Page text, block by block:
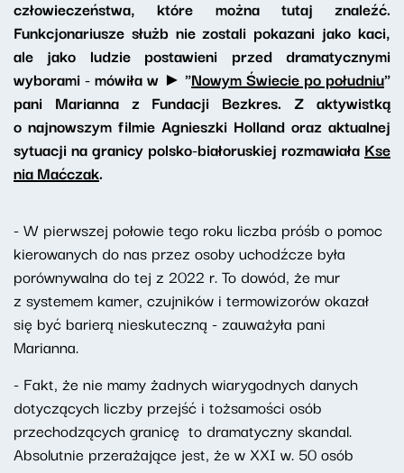
człowieczeństwa, które można tutaj znaleźć.
Funkcjonariusze służb nie zostali pokazani jako kaci,
ale jako ludzie postawieni przed dramatycznymi
wyborami - mówiła w ► "Nowym Świecie po południu"
pani Marianna z Fundacji Bezkres. Z aktywistką
o najnowszym filmie Agnieszki Holland oraz aktualnej
sytuacji na granicy polsko-białoruskiej rozmawiała Kse
nia Maćczak.
- W pierwszej połowie tego roku liczba próśb o pomoc
kierowanych do nas przez osoby uchodźcze była
porównywalna do tej z 2022 r. To dowód, że mur
z systemem kamer, czujników i termowizorów okazał
się być barierą nieskuteczną - zauważyła pani
Marianna.
- Fakt, że nie mamy żadnych wiarygodnych danych
dotyczących liczby przejść i tożsamości osób
przechodzących granicę to dramatyczny skandal.
Absolutnie przerażające jest, że w XXI w. 50 osób